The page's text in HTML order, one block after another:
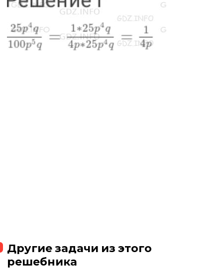
Другие задачи из этого
решебника